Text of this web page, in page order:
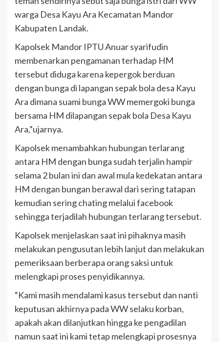
warga Desa Kayu Ara Kecamatan Mandor
Kabupaten Landak.
Kapolsek Mandor IPTU Anuar syarifudin
membenarkan pengamanan terhadap HM
tersebut diduga karena kepergok berduan
dengan bunga di lapangan sepak bola desa Kayu
Ara dimana suami bunga WW memergoki bunga
bersama HM dilapangan sepak bola Desa Kayu
Ara,”ujarnya.
Kapolsek menambahkan hubungan terlarang
antara HM dengan bunga sudah terjalin hampir
selama 2 bulan ini dan awal mula kedekatan antara
HM dengan bungan berawal dari sering tatapan
kemudian sering chating melalui facebook
sehingga terjadilah hubungan terlarang tersebut.
Kapolsek menjelaskan saat ini pihaknya masih
melakukan pengusutan lebih lanjut dan melakukan
pemeriksaan berberapa orang saksi untuk
melengkapi proses penyidikannya.
“Kami masih mendalami kasus tersebut dan nanti
keputusan akhirnya pada WW selaku korban,
apakah akan dilanjutkan hingga ke pengadilan
namun saat ini kami tetap melengkapi prosesnya